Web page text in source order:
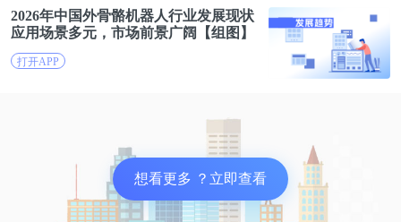
图 | 黄峥接受采访截图，2018 年，腾讯新闻《财约
你》视频采访（来源：视频截图）
于推动学校在计算与生物、医疗、农业、食品等交叉
领域开展基础研究及前沿探索。
“而今一晃已过不惑之年了，想成为真正的科学家也
2026年中国外骨骼机器人行业发展现状
应用场景多元，市场前景广阔【组图】
打开APP
想看更多 ？立即查看